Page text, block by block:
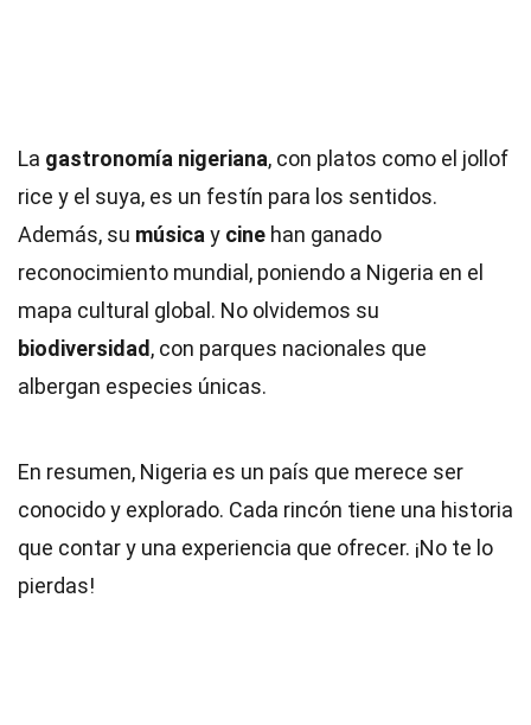
La gastronomía nigeriana, con platos como el jollof
rice y el suya, es un festín para los sentidos.
Además, su música y cine han ganado
reconocimiento mundial, poniendo a Nigeria en el
mapa cultural global. No olvidemos su
biodiversidad , con parques nacionales que
albergan especies únicas.
En resumen, Nigeria es un país que merece ser
conocido y explorado. Cada rincón tiene una historia
que contar y una experiencia que ofrecer. ¡No te lo
pierdas!